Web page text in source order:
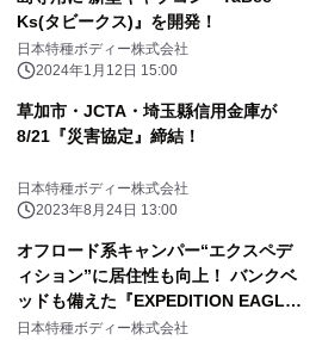
Ks(タビークス)』を開発！
日本特種ボディー株式会社
2024年1月12日 15:00
草加市・JCTA・埼玉縣信用金庫が
8/21『災害協定』締結！
日本特種ボディー株式会社
2023年8月24日 13:00
オフロード系キャンパー“エクスペデ
ィション”に居住性も向上！ バンクベ
ッドも備えた『EXPEDITION EAGLE
II』を発表！
日本特種ボディー株式会社